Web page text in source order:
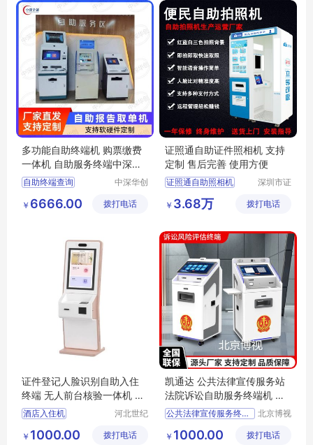
多功能自助终端机 购票缴费
一体机 自助服务终端中深华
创
自助终端查询
多功能自助打印
中深华创
电子科技
￥ 6666.00 拨打电话
证照通自助证件照相机 支持
定制 售后完善 使用方便
证照通自助照相机
深圳市证
有限公司
￥ 3.68万 拨打电话
证件登记人脸识别自助入住
终端 无人前台核验一体机 智
能酒店入住
酒店入住机
自助入住终端
河北世纪
科技有限
￥ 1000.00 拨打电话
凯通达 公共法律宣传服务站
法院诉讼自助服务终端机 普
法宣传一体机
公共法律宣传服务终端机
普法宣传一体机
北京博视
有限公司
￥ 1000.00 拨打电话